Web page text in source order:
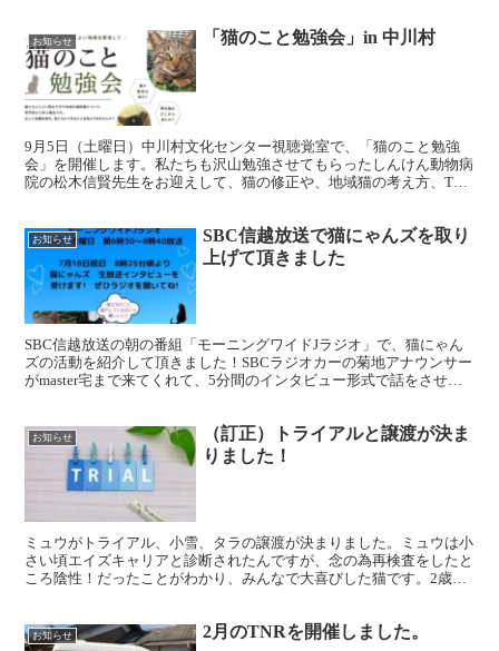
お知らせ 「猫のこと勉強会」in 中川村
9月5日（土曜日）中川村文化センター視聴覚室で、「猫のこと勉強
会」を開催します。私たちも沢山勉強させてもらったしんけん動物病
院の松木信賢先生をお迎えして、猫の修正や、地域猫の考え方、TNR
お知らせ
SBC信越放送で猫にゃんズを取り
上げて頂きました
SBC信越放送の朝の番組「モーニングワイドJラジオ」で、猫にゃん
ズの活動を紹介して頂きました！SBCラジオカーの菊地アナウンサー
がmaster宅まで来てくれて、5分間のインタビュー形式で話をさせて
お知らせ
（訂正）トライアルと譲渡が決ま
りました！
ミュウがトライアル、小雪、タラの譲渡が決まりました。ミュウは小
さい頃エイズキャリアと診断されたんですが、念の為再検査をしたと
ころ陰性！だったことがわかり、みんなで大喜びした猫です。2歳半
お知らせ 2月のTNRを開催しました。